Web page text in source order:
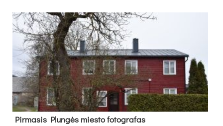
Pir­ma­sis Plun­gės mies­to fo­tog­ra­fas